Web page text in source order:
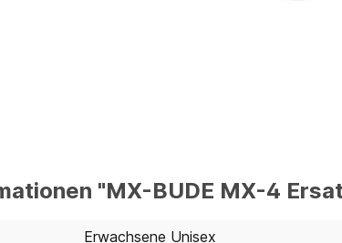
"MX-BUDE MX-4
Erwachsene Unisex